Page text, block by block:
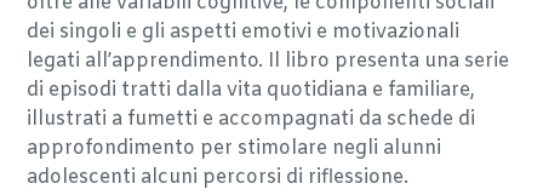
dei singoli e gli aspetti emotivi e motivazionali
legati all’apprendimento. Il libro presenta una serie
di episodi tratti dalla vita quotidiana e familiare,
illustrati a fumetti e accompagnati da schede di
approfondimento per stimolare negli alunni
adolescenti alcuni percorsi di riflessione.